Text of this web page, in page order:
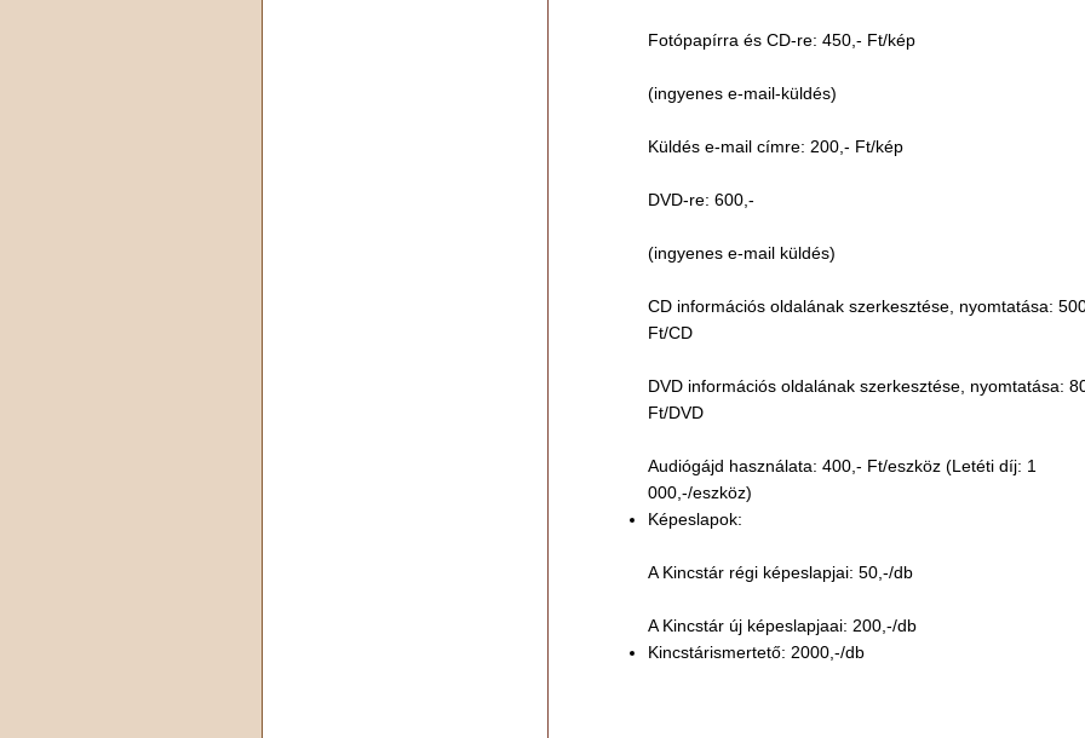
Fotópapírra és CD-re: 450,- Ft/kép
(ingyenes e-mail-küldés)
Küldés e-mail címre: 200,- Ft/kép
DVD-re: 600,-
(ingyenes e-mail küldés)
CD információs oldalának szerkesztése, nyomtatása:
Ft/CD
DVD információs oldalának szerkesztése, nyomtatása:
Ft/DVD
Audiógájd használata: 400,- Ft/eszköz (Letéti díj: 1
000,-/eszköz)
Képeslapok:
A Kincstár régi képeslapjai: 50,-/db
A Kincstár új képeslapjaai: 200,-/db
Kincstárismertető: 2000,-/db